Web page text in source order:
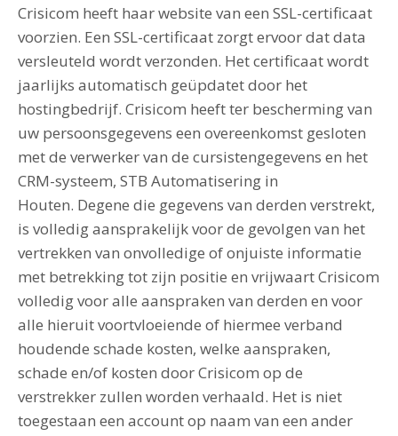
Crisicom heeft haar website van een SSL-certificaat
voorzien. Een SSL-certificaat zorgt ervoor dat data
versleuteld wordt verzonden. Het certificaat wordt
jaarlijks automatisch geüpdatet door het
hostingbedrijf. Crisicom heeft ter bescherming van
uw persoonsgegevens een overeenkomst gesloten
met de verwerker van de cursistengegevens en het
CRM-systeem, STB Automatisering in
Houten. Degene die gegevens van derden verstrekt,
is volledig aansprakelijk voor de gevolgen van het
vertrekken van onvolledige of onjuiste informatie
met betrekking tot zijn positie en vrijwaart Crisicom
volledig voor alle aanspraken van derden en voor
alle hieruit voortvloeiende of hiermee verband
houdende schade kosten, welke aanspraken,
schade en/of kosten door Crisicom op de
verstrekker zullen worden verhaald. Het is niet
toegestaan een account op naam van een ander